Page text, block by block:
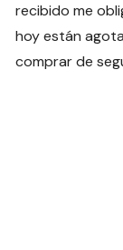
recibido me
hoy están
comprar de